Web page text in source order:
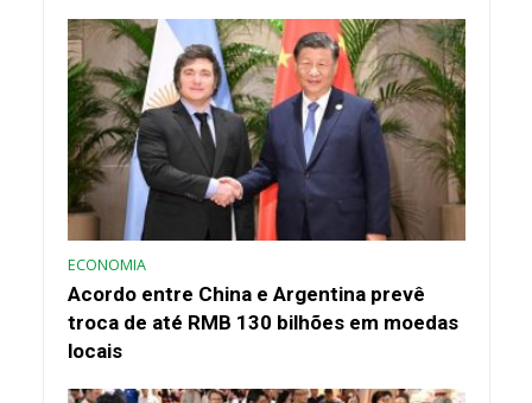
ECONOMIA
Acordo entre China e Argentina prevê
troca de até RMB 130 bilhões em moedas
locais